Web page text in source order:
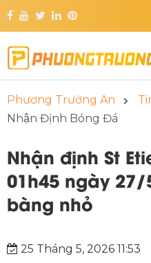
Phương Trường An
Nhận Định Bóng Đá
Nhận định St
01h45 ngày
bàng nhỏ
25 Tháng 5, 2026 11:53